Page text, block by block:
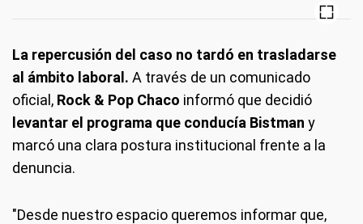
La repercusión del caso no tardó en trasladarse
al ámbito laboral. A través de un comunicado
oficial, Rock & Pop Chaco informó que decidió
levantar el programa que conducía Bistman y
marcó una clara postura institucional frente a la
denuncia.
"Desde nuestro espacio queremos informar que,